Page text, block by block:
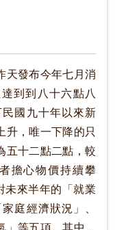
天發布今年七月消
到到八十六點八
國九十年以來新
升，唯一下降的只
五十二點二點，較
擔心物價持續攀
來半年的「就業
庭經濟狀況」、
」等五項。其中，